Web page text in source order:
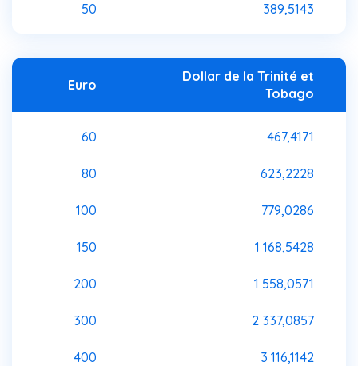
50 389,5143
Euro
Dollar de la Trinité et
Tobago
60 467,4171
80 623,2228
100 779,0286
150 1 168,5428
200 1 558,0571
300 2 337,0857
400 3 116,1142